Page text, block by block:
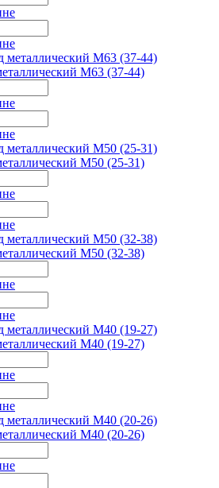
М63 (37-44)
М50 (25-31)
М50 (32-38)
М40 (19-27)
М40 (20-26)